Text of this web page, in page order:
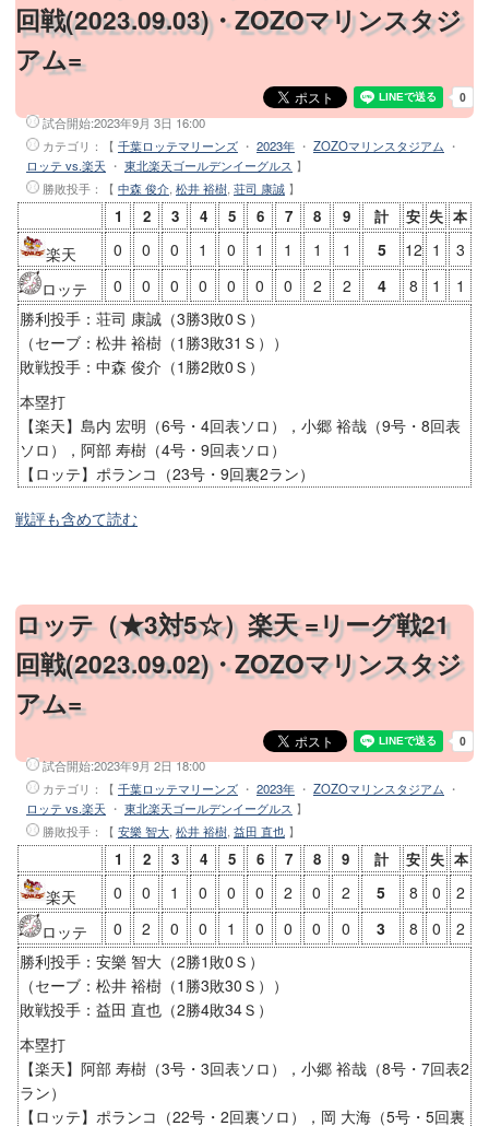
回戦(2023.09.03)・ZOZOマリンスタジ
アム=
試合開始:2023年9月 3日 16:00
カテゴリ：【 千葉ロッテマリーンズ ・ 2023年 ・ ZOZOマリンスタジアム ・
ロッテ vs.楽天 ・ 東北楽天ゴールデンイーグルス 】
勝敗投手 ：【 中森 俊介 松井 裕樹 荘司 康誠 】
1 2 3 4 5 6 7 8 9 計 安 失 本
楽天 0 0 0 1 0 1 1 1 1 5 12 1
3
ロッテ
0 0 0 0 0 0 0 2 2 4 8 1
1
勝利投手：荘司 康誠（3勝3敗0Ｓ）
（セーブ：松井 裕樹（1勝3敗31Ｓ））
敗戦投手：中森 俊介（1勝2敗0Ｓ）
本塁打
【楽天】島内 宏明（6号・4回表ソロ），小郷 裕哉（9号・8回表
ソロ），阿部 寿樹（4号・9回表ソロ）
【ロッテ】ポランコ（23号・9回裏2ラン）
戦評も含めて読む
ロッテ（★3対5☆）楽天 =リーグ戦21
回戦(2023.09.02)・ZOZOマリンスタジ
アム=
試合開始:2023年9月 2日 18:00
カテゴリ：【 千葉ロッテマリーンズ ・ 2023年 ・ ZOZOマリンスタジアム ・
ロッテ vs.楽天 ・ 東北楽天ゴールデンイーグルス 】
勝敗投手 ：【 安樂 智大 松井 裕樹 益田 直也 】
1 2 3 4 5 6 7 8 9 計 安 失 本
楽天 0 0 1 0 0 0 2 0 2 5 8 0
2
ロッテ
0 2 0 0 1 0 0 0 0 3 8 0
2
勝利投手：安樂 智大（2勝1敗0Ｓ）
（セーブ：松井 裕樹（1勝3敗30Ｓ））
敗戦投手：益田 直也（2勝4敗34Ｓ）
本塁打
【楽天】阿部 寿樹（3号・3回表ソロ），小郷 裕哉（8号・7回表2
ラン）
【ロッテ】ポランコ（22号・2回裏ソロ），岡 大海（5号・5回裏